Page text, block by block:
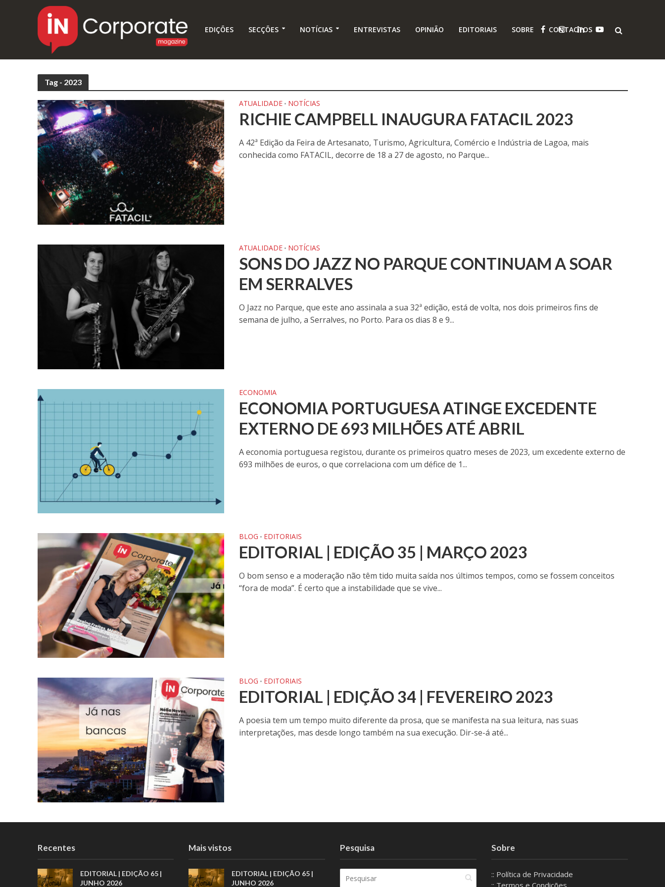
EDIÇÕES SECÇÕES NOTÍCIAS ENTREVISTAS OPINIÃO EDITORIAIS SOBRE CONTACTOS
Tag - 2023
ATUALIDADE • NOTÍCIAS
RICHIE CAMPBELL INAUGURA FATACIL 2023
A 42ª Edição da Feira de Artesanato, Turismo, Agricultura, Comércio e Indústria de Lagoa, mais
conhecida como FATACIL, decorre de 18 a 27 de agosto, no Parque...
ATUALIDADE • NOTÍCIAS
SONS DO JAZZ NO PARQUE CONTINUAM A SOAR
EM SERRALVES
O Jazz no Parque, que este ano assinala a sua 32ª edição, está de volta, nos dois primeiros fins de
semana de julho, a Serralves, no Porto. Para os dias 8 e 9...
ECONOMIA
ECONOMIA PORTUGUESA ATINGE EXCEDENTE
EXTERNO DE 693 MILHÕES ATÉ ABRIL
A economia portuguesa registou, durante os primeiros quatro meses de 2023, um excedente externo de
693 milhões de euros, o que correlaciona com um défice de 1...
BLOG • EDITORIAIS
EDITORIAL | EDIÇÃO 35 | MARÇO 2023
O bom senso e a moderação não têm tido muita saída nos últimos tempos, como se fossem conceitos
“fora de moda”. É certo que a instabilidade que se vive...
BLOG • EDITORIAIS
EDITORIAL | EDIÇÃO 34 | FEVEREIRO 2023
A poesia tem um tempo muito diferente da prosa, que se manifesta na sua leitura, nas suas
interpretações, mas desde longo também na sua execução. Dir-se-á até...
Recentes
EDITORIAL | EDIÇÃO 65 |
JUNHO 2026
Mais vistos
EDITORIAL | EDIÇÃO 65 |
JUNHO 2026
Pesquisa Sobre
:: Política de Privacidade
:: Termos e Condições